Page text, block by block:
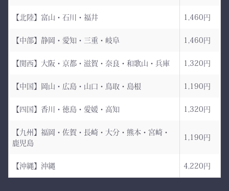
縫製工場
日本が誇る伝統織物 武州
金橋（8800番手 木綿生
袴。
産素材。
縫製は熊本の熟練縫製工場
持つだけで気持ちが引き締
負のスイッチが入る。
――その一本を、あなたの
手に。
【北陸】富山・石川・福井 1,460円
【中部】静岡・愛知・三重・岐阜 1,460円
【関西】大阪・京都・滋賀・奈良・和歌山・兵庫 1,320円
【中国】岡山・広島・山口・鳥取・島根 1,190円
【四国】香川・徳島・愛媛・高知 1,320円
【九州】福岡・佐賀・長崎・大分・熊本・宮崎・
鹿児島
1,190円
【沖縄】沖縄 4,220円